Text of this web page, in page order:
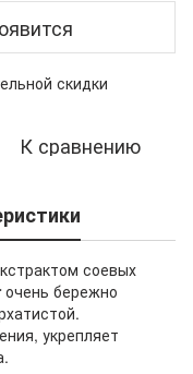
скидки
К сравнению
соевых
очень бережно
укрепляет